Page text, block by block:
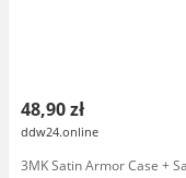
48,90 zł
ddw24.online
3MK Satin Armor Case +